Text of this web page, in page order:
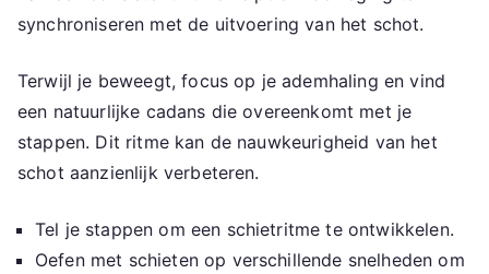
synchroniseren met de uitvoering van het schot.
Terwijl je beweegt, focus op je ademhaling en vind
een natuurlijke cadans die overeenkomt met je
stappen. Dit ritme kan de nauwkeurigheid van het
schot aanzienlijk verbeteren.
Tel je stappen om een schietritme te ontwikkelen.
Oefen met schieten op verschillende snelheden om